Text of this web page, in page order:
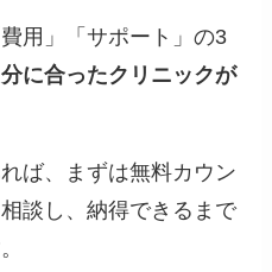
用」「サポート」の3
に合ったクリニックが
ば、まずは無料カウン
談し、納得できるまで